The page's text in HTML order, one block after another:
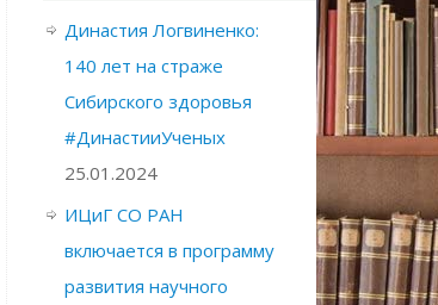
Династия Логвиненко:
140 лет на страже
Сибирского здоровья
#ДинастииУченых
25.01.2024
ИЦиГ СО РАН
включается в программу
развития научного